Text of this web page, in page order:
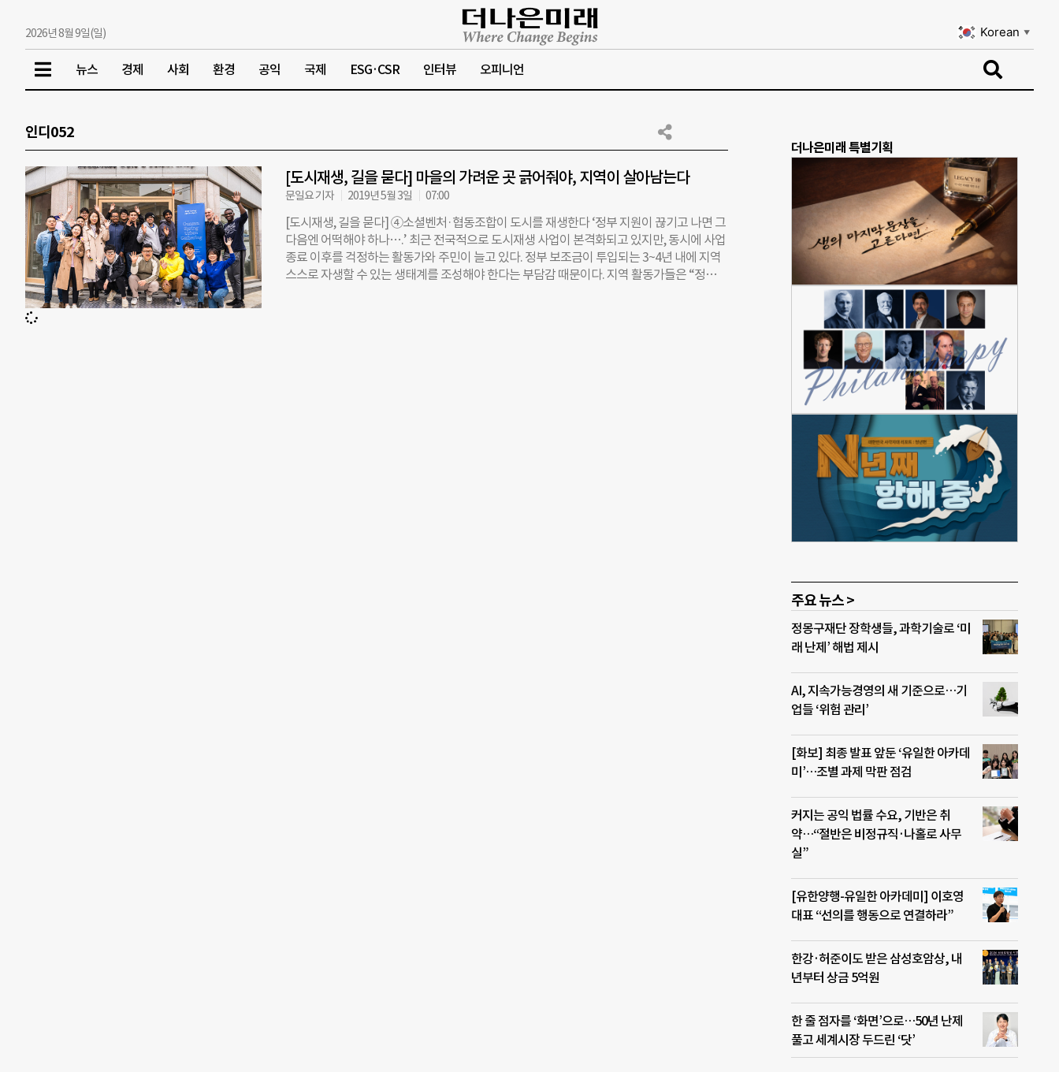
2026년 8월 9일(일) Korean ▼
뉴스 경제 사회 환경 공익 국제 ESG·CSR 인터뷰 오피니언
인디052
[도시재생, 길을 묻다] 마을의 가려운 곳 긁어줘야, 지역이 살아남는다
문일요 기자 2019년 5월 3일 07:00
[도시재생, 길을 묻다] ④소셜벤처·협동조합이 도시를 재생한다 ‘정부 지원이 끊기고 나면 그
다음엔 어떡해야 하나….’ 최근 전국적으로 도시재생 사업이 본격화되고 있지만, 동시에 사업
종료 이후를 걱정하는 활동가와 주민이 늘고 있다. 정부 보조금이 투입되는 3~4년 내에 지역
스스로 자생할 수 있는 생태계를 조성해야 한다는 부담감 때문이다. 지역 활동가들은 “정부가
더나은미래 특별기획
주요 뉴스 >
정몽구재단 장학생들, 과학기술로 ‘미
래 난제’ 해법 제시
AI, 지속가능경영의 새 기준으로…기
업들 ‘위험 관리’
[화보] 최종 발표 앞둔 ‘유일한 아카데
미’…조별 과제 막판 점검
커지는 공익 법률 수요, 기반은 취
약…“절반은 비정규직·나홀로 사무
실”
[유한양행-유일한 아카데미] 이호영
대표 “선의를 행동으로 연결하라”
한강·허준이도 받은 삼성호암상, 내
년부터 상금 5억원
한 줄 점자를 ‘화면’으로…50년 난제
풀고 세계시장 두드린 ‘닷’